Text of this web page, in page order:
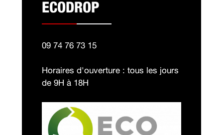
ECODROP
09 74 76 73 15
Horaires d'ouverture : tous les jours
de 9H à 18H